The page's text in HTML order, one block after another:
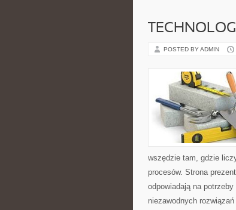
POSTED BY ADMIN
wszędzie tam, gdzie
procesów. Strona
odpowiadają na
niezawodnych